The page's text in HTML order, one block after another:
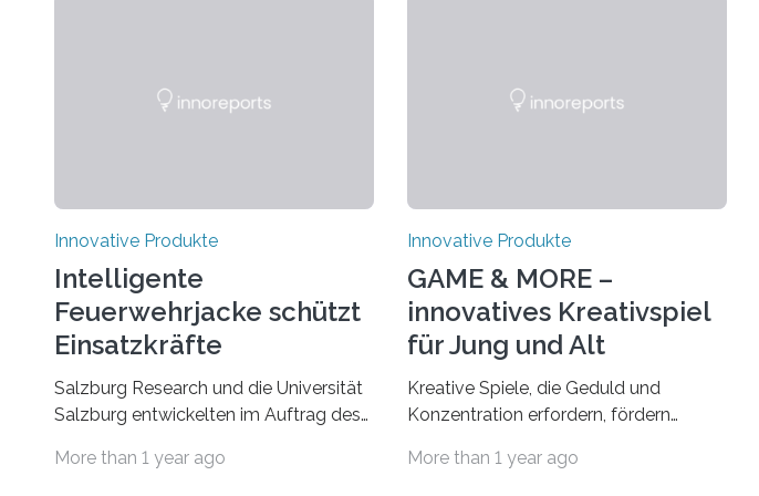
Innovative Produkte
Intelligente
Feuerwehrjacke schützt
Einsatzkräfte
Salzburg Research und die Universität
Salzburg entwickelten im Auftrag des
eine intelligente Feuerwehrjacke. In der
More than 1 year ago
Innovative Produkte
GAME & MORE –
innovatives Kreativspiel
für Jung und Alt
Kreative Spiele, die Geduld und
Konzentration erfordern, fördern
Erwachsenen. Das neue Kreativspiel
More than 1 year ago